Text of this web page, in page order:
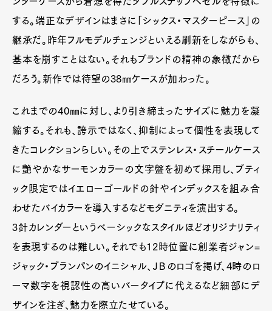
Art&Design WatchFashion
GourmetCars
Pen Membership
Magazine
Official Columnist
About
Contact
する。端正なデザインはまさに「シックス・マスターピース」の
継承だ。昨年フルモデルチェンジといえる刷新をしながらも、
基本を崩すことはない。それもブランドの精神の象徴だから
だろう。新作では待望の38㎜ケースが加わった。
これまでの40㎜に対し、より引き締まったサイズに魅力を凝
縮する。それも、誇示ではなく、抑制によって個性を表現して
きたコレクションらしい。その上でステンレス・スチールケース
に艶やかなサーモンカラーの文字盤を初めて採用し、ブティ
ック限定ではイエローゴールドの針やインデックスを組み合
わせたバイカラーを導入するなどモダニティを演出する。
3針カレンダーというベーシックなスタイルほどオリジナリティ
を表現するのは難しい。それでも12時位置に創業者ジャン=
ジャック・ブランパンのイニシャル、ＪＢのロゴを掲げ、4時のロ
ーマ数字を視認性の高いバータイプに代えるなど細部にデ
ザインを注ぎ、魅力を際立たせている。